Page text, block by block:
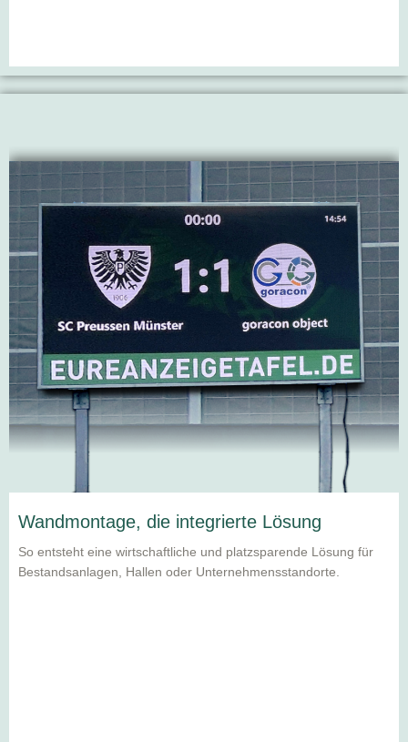
Wandmontage, die integrierte Lösung
So entsteht eine wirtschaftliche und platzsparende Lösung für
Bestandsanlagen, Hallen oder Unternehmensstandorte.